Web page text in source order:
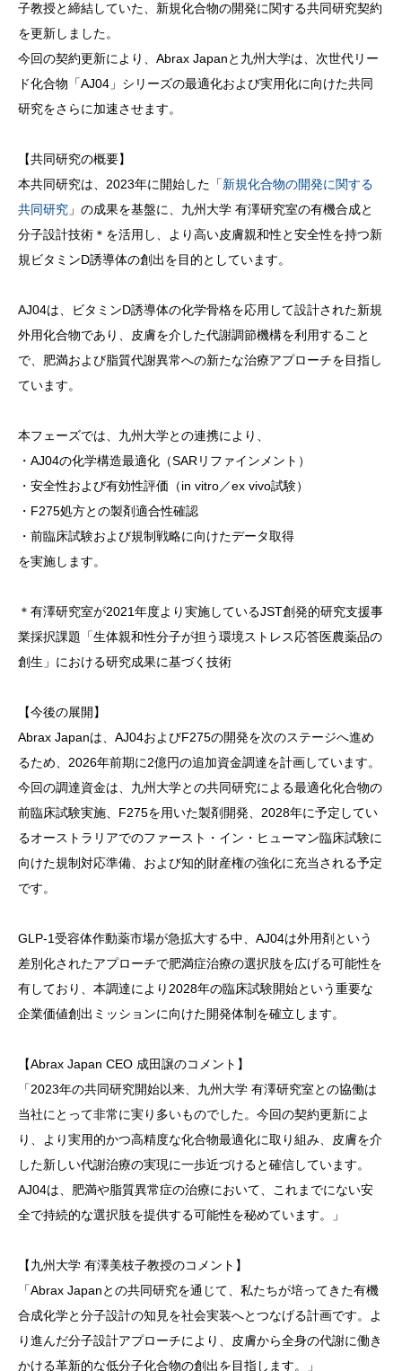
子教授と締結していた、新規化合物の開発に関する共同研究契約
を更新しました。
今回の契約更新により、Abrax Japanと九州大学は、次世代リー
ド化合物「AJ04」シリーズの最適化および実用化に向けた共同
研究をさらに加速させます。
【共同研究の概要】
本共同研究は、2023年に開始した「新規化合物の開発に関する
共同研究 」の成果を基盤に、九州大学 有澤研究室の有機合成と
分子設計技術＊を活用し、より高い皮膚親和性と安全性を持つ新
規ビタミンD誘導体の創出を目的としています。
AJ04は、ビタミンD誘導体の化学骨格を応用して設計された新規
外用化合物であり、皮膚を介した代謝調節機構を利用すること
で、肥満および脂質代謝異常への新たな治療アプローチを目指し
ています。
本フェーズでは、九州大学との連携により、
・AJ04の化学構造最適化（SARリファインメント）
・安全性および有効性評価（in vitro／ex vivo試験）
・F275処方との製剤適合性確認
・前臨床試験および規制戦略に向けたデータ取得
を実施します。
＊有澤研究室が2021年度より実施しているJST創発的研究支援事
業採択課題「生体親和性分子が担う環境ストレス応答医農薬品の
創生」における研究成果に基づく技術
【今後の展開】
Abrax Japanは、AJ04およびF275の開発を次のステージへ進め
るため、2026年前期に2億円の追加資金調達を計画しています。
今回の調達資金は、九州大学との共同研究による最適化化合物の
前臨床試験実施、F275を用いた製剤開発、2028年に予定してい
るオーストラリアでのファースト・イン・ヒューマン臨床試験に
向けた規制対応準備、および知的財産権の強化に充当される予定
です。
GLP-1受容体作動薬市場が急拡大する中、AJ04は外用剤という
差別化されたアプローチで肥満症治療の選択肢を広げる可能性を
有しており、本調達により2028年の臨床試験開始という重要な
企業価値創出ミッションに向けた開発体制を確立します。
【Abrax Japan CEO 成田譲のコメント】
「2023年の共同研究開始以来、九州大学 有澤研究室との協働は
当社にとって非常に実り多いものでした。今回の契約更新によ
り、より実用的かつ高精度な化合物最適化に取り組み、皮膚を介
した新しい代謝治療の実現に一歩近づけると確信しています。
AJ04は、肥満や脂質異常症の治療において、これまでにない安
全で持続的な選択肢を提供する可能性を秘めています。」
【九州大学 有澤美枝子教授のコメント】
「Abrax Japanとの共同研究を通じて、私たちが培ってきた有機
合成化学と分子設計の知見を社会実装へとつなげる計画です。よ
り進んだ分子設計アプローチにより、皮膚から全身の代謝に働き
かける革新的な低分子化合物の創出を目指します。」